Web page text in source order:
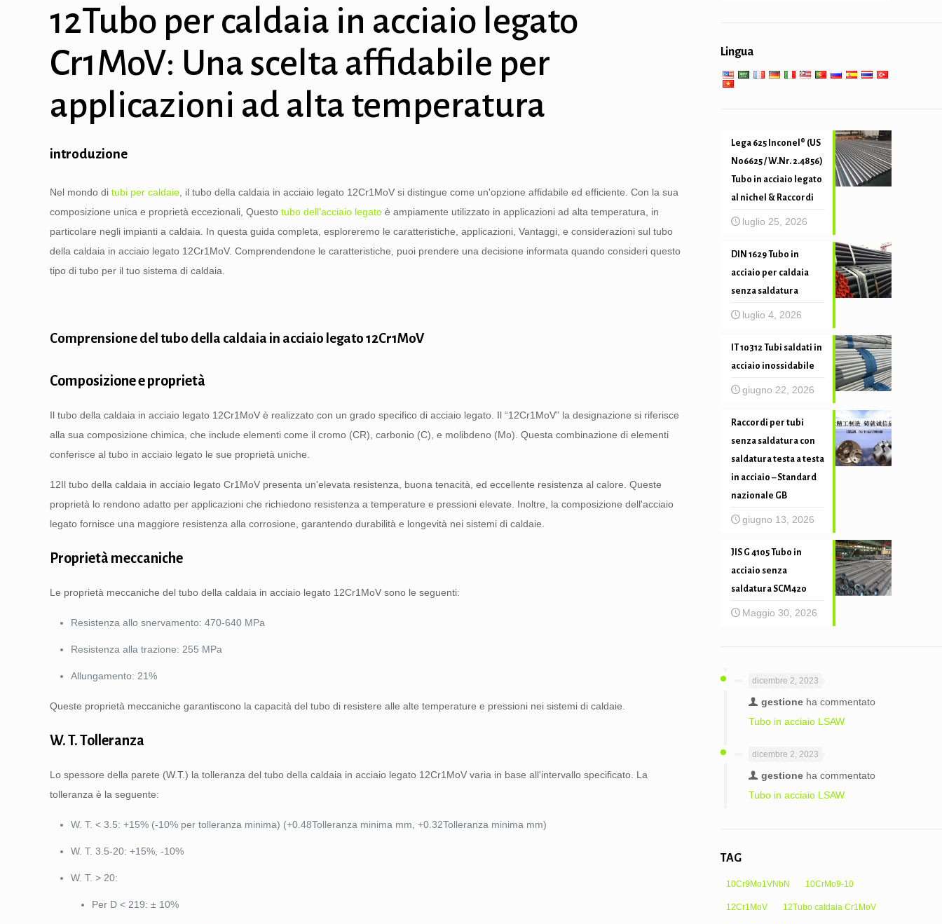
12Tubo per caldaia in acciaio legato
Cr1MoV: Una scelta affidabile per
applicazioni ad alta temperatura
introduzione
Nel mondo ditubi per caldaie , il tubo della caldaia in acciaio legato 12Cr1MoV si distingue come un'opzione affidabile ed efficiente. Con la sua
composizione unica e proprietà eccezionali, Questotubo dell'acciaio legato è ampiamente utilizzato in applicazioni ad alta temperatura, in
particolare negli impianti a caldaia. In questa guida completa, esploreremo le caratteristiche, applicazioni, Vantaggi, e considerazioni sul tubo
della caldaia in acciaio legato 12Cr1MoV. Comprendendone le caratteristiche, puoi prendere una decisione informata quando consideri questo
tipo di tubo per il tuo sistema di caldaia.
Comprensione del tubo della caldaia in acciaio legato 12Cr1MoV
Composizione e proprietà
Il tubo della caldaia in acciaio legato 12Cr1MoV è realizzato con un grado specifico di acciaio legato. Il “12Cr1MoV” la designazione si riferisce
alla sua composizione chimica, che include elementi come il cromo (CR), carbonio (C), e molibdeno (Mo). Questa combinazione di elementi
conferisce al tubo in acciaio legato le sue proprietà uniche.
12Il tubo della caldaia in acciaio legato Cr1MoV presenta un'elevata resistenza, buona tenacità, ed eccellente resistenza al calore. Queste
proprietà lo rendono adatto per applicazioni che richiedono resistenza a temperature e pressioni elevate. Inoltre, la composizione dell'acciaio
legato fornisce una maggiore resistenza alla corrosione, garantendo durabilità e longevità nei sistemi di caldaie.
Proprietà meccaniche
Le proprietà meccaniche del tubo della caldaia in acciaio legato 12Cr1MoV sono le seguenti:
Resistenza allo snervamento: 470-640 MPa
Resistenza alla trazione: 255 MPa
Allungamento: 21%
Queste proprietà meccaniche garantiscono la capacità del tubo di resistere alle alte temperature e pressioni nei sistemi di caldaie.
W. T. Tolleranza
Lo spessore della parete (W.T.) la tolleranza del tubo della caldaia in acciaio legato 12Cr1MoV varia in base all'intervallo specificato. La
tolleranza è la seguente:
W. T. < 3.5: +15% (-10% per tolleranza minima) (+0.48Tolleranza minima mm, +0.32Tolleranza minima mm)
W. T. 3.5-20: +15%, -10%
W. T. > 20:
Per D < 219: ± 10%
meccanica del tubo e
precisione
Lingua
Lega 625 Inconel® (US
N06625 / W.Nr. 2.4856)
Tubo in acciaio legato
al nichel & Raccordi
luglio 25, 2026
DIN 1629 Tubo in
acciaio per caldaia
senza saldatura
luglio 4, 2026
IT 10312 Tubi saldati in
acciaio inossidabile
giugno 22, 2026
Raccordi per tubi
senza saldatura con
saldatura testa a testa
in acciaio – Standard
nazionale GB
giugno 13, 2026
JIS G 4105 Tubo in
acciaio senza
saldatura SCM420
Maggio 30, 2026
dicembre 2, 2023
gestioneha commentato
Tubo in acciaio LSAW
dicembre 2, 2023
gestioneha commentato
Tubo in acciaio LSAW
TAG
10Cr9Mo1VNbN 10CrMo9-10
12Cr1MoV 12Tubo caldaia Cr1MoV